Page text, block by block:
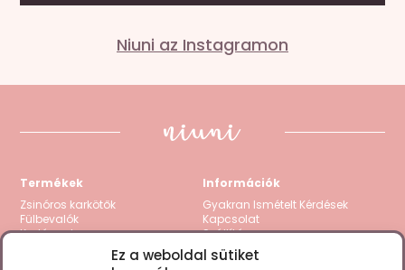
Ez a weboldal sütiket
Az e-mail címet nem tesszük közzé.
1 / 5 csillag2 / 5 csillag3 / 5 csillag 4 / 5 csillag5
Értékelésed
Niuni az Instagramon
Termékek
Zsinóros karkötők
Fülbevalók
Karláncok
Információk
Gyakran Ismételt Kérdések
Kapcsolat
Szállítás
Visszatérítés / Garancia
Fizetési módok